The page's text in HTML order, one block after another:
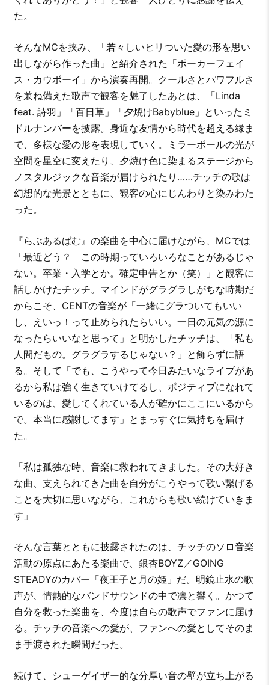
た。
そんなMCを挟み、「若々しいヒリついた愛の形を思い
出しながら作った曲」と紹介された「ポーカーフェイ
ス・カウボーイ」から演奏再開。クールさとパワフルさ
を兼ね備えた歌声で観客を魅了したあとは、「Linda
feat. 詩羽」「百日草」「夕焼けBabyblue」といったミ
ドルナンバーを披露。身近な友情から時代を超える縁ま
で、多様な愛の形を表現していく。ミラーボールの光が
空間を星空に変えたり、夕焼け色に染まるステージから
ノスタルジックな音楽が届けられたり……チッチの歌は
幻想的な光景とともに、観客の心にじんわりと染みわた
った。
『らぶあるばむ』の楽曲を中心に届けながら、MCでは
「最近どう？ この時期っていろいろなことがあるじゃ
ない。卒業・入学とか。確定申告とか（笑）」と観客に
話しかけたチッチ。マインドがグラグラしがちな時期だ
からこそ、CENTの音楽が「一緒にグラついてもいい
し、えいっ！って止められたらいい。一日の元気の源に
なったらいいなと思って」と明かしたチッチは、「私も
人間だもの。グラグラするじゃない？」と飾らずに語
る。そして「でも、こうやって今日みたいなライブがあ
るから私は強く生きていけてるし、ポジティブになれて
いるのは、愛してくれている人が確かにここにいるから
で。本当に感謝してます」とまっすぐに気持ちを届け
た。
「私は孤独な時、音楽に救われてきました。その大好き
な曲、支えられてきた曲を自分がこうやって歌い繋げる
ことを大切に思いながら、これからも歌い続けていきま
す」
そんな言葉とともに披露されたのは、チッチのソロ音楽
活動の原点にあたる楽曲で、銀杏BOYZ／GOING
STEADYのカバー「夜王子と月の姫」だ。明鏡止水の歌
声が、情熱的なバンドサウンドの中で凛と響く。かつて
自分を救った楽曲を、今度は自らの歌声でファンに届け
る。チッチの音楽への愛が、ファンへの愛としてそのま
ま手渡された瞬間だった。
続けて、シューゲイザー的な分厚い音の壁が立ち上がる